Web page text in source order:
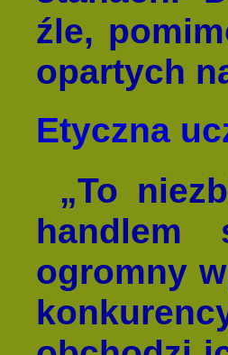
źle,
opartych
Etyczna
„To
handlem
ogromny